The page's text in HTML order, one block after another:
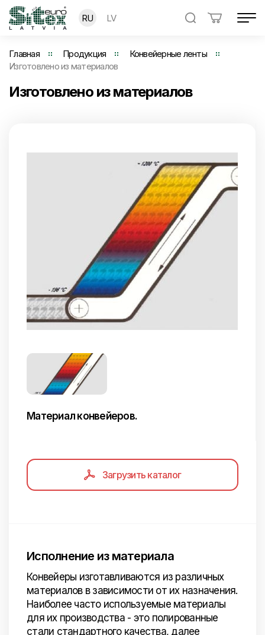
RU LV
Главная Продукция
Конвейерные ленты
Изготовлено из материалов
Изготовлено из материалов
Материал конвейеров.
Загрузить каталог
Исполнение из материала
Конвейеры изготавливаются из различных
материалов в зависимости от их назначения.
Наиболее часто используемые материалы
для их производства - это полированные
стали стандартного качества, далее